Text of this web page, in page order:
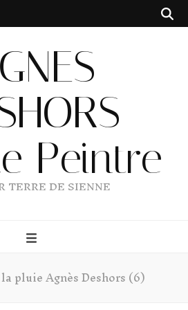
Peintre
TERRE DE SIENNE
pluie Agnès Deshors (6)